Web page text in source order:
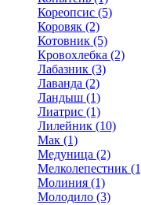
Кореопсис (5)
Коровяк (2)
Котовник (5)
Кровохлебка (2)
Лабазник (3)
Лаванда (2)
Ландыш (1)
Лиатрис (1)
Лилейник (10)
Мак (1)
Медуница (2)
Мелколепестник
Молиния (1)
Молодило (3)